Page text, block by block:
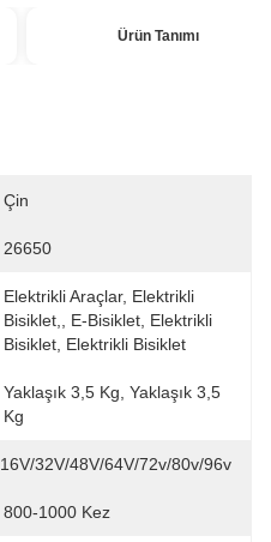
Ürün Tanımı
Çin
26650
Elektrikli Araçlar, Elektrikli
Bisiklet,, E-Bisiklet, Elektrikli
Bisiklet, Elektrikli Bisiklet
Yaklaşık 3,5 Kg, Yaklaşık 3,5
Kg
16V/32V/48V/64V/72v/80v/96v
800-1000 Kez